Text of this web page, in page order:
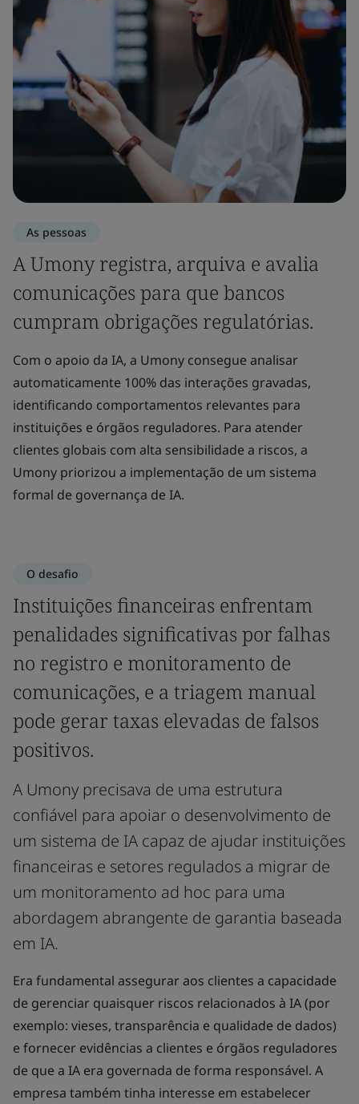
As pessoas
A Umony registra, arquiva e avalia
comunicações para que bancos
cumpram obrigações regulatórias.
Com o apoio da IA, a Umony consegue analisar
automaticamente 100% das interações gravadas,
identificando comportamentos relevantes para
instituições e órgãos reguladores. Para atender
clientes globais com alta sensibilidade a riscos, a
Umony priorizou a implementação de um sistema
formal de governança de IA.
O desafio
Instituições financeiras enfrentam
penalidades significativas por falhas
no registro e monitoramento de
comunicações, e a triagem manual
pode gerar taxas elevadas de falsos
positivos.
A Umony precisava de uma estrutura
confiável para apoiar o desenvolvimento de
um sistema de IA capaz de ajudar instituições
financeiras e setores regulados a migrar de
um monitoramento ad hoc para uma
abordagem abrangente de garantia baseada
em IA.
Era fundamental assegurar aos clientes a capacidade
de gerenciar quaisquer riscos relacionados à IA (por
exemplo: vieses, transparência e qualidade de dados)
e fornecer evidências a clientes e órgãos reguladores
de que a IA era governada de forma responsável. A
empresa também tinha interesse em estabelecer